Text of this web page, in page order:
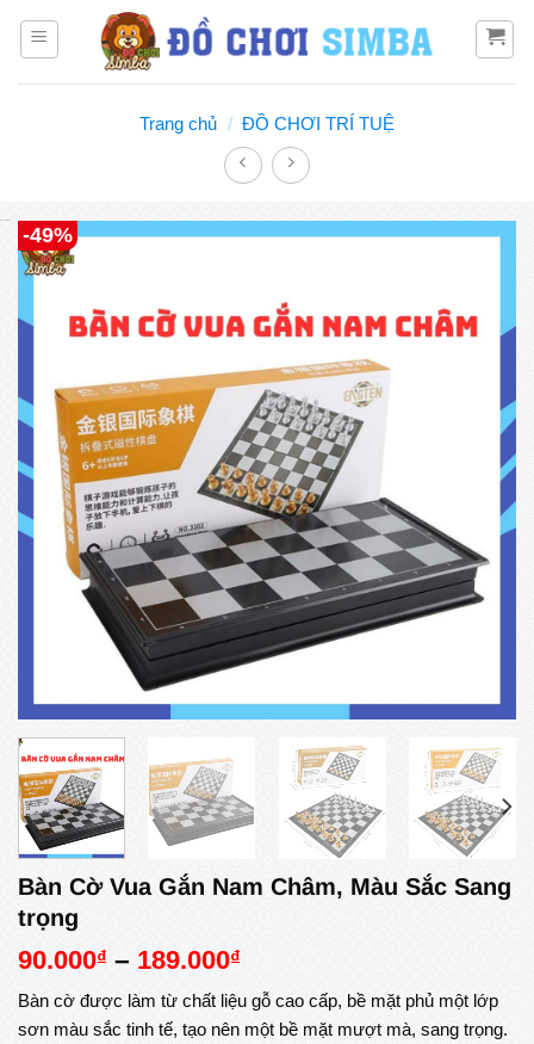
Trang chủ / ĐỒ CHƠI TRÍ TUỆ
-49%
Bàn Cờ Vua Gắn Nam Châm, Màu Sắc Sang
trọng
90.000₫ – 189.000₫
Bàn cờ được làm từ chất liệu gỗ cao cấp, bề mặt phủ một lớp
sơn màu sắc tinh tế, tạo nên một bề mặt mượt mà, sang trọng.